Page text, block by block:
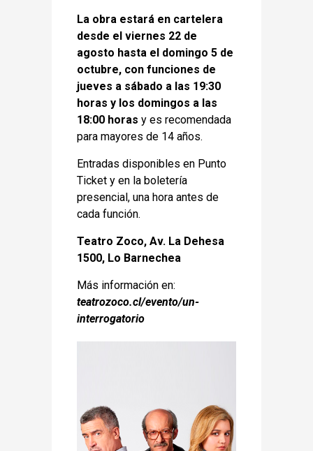
La obra estará en cartelera
desde el viernes 22 de
agosto hasta el domingo 5 de
octubre, con funciones de
jueves a sábado a las 19:30
horas y los domingos a las
18:00 horas y es recomendada
para mayores de 14 años.
Entradas disponibles en Punto
Ticket y en la boletería
presencial, una hora antes de
cada función.
Teatro Zoco, Av. La Dehesa
1500, Lo Barnechea
Más información en:
teatrozoco.cl/evento/un-
interrogatorio